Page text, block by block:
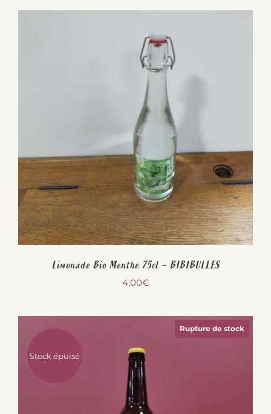
Limonade Bio Menthe 75cl – BIBIBULLES
4,00€
Stock épuisé
Rupture de stock